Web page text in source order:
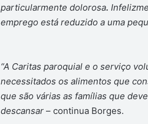
particularmente dolorosa.
emprego está reduzido a uma
“A Caritas paroquial e o serviço
necessitados os alimentos que
que são várias as famílias que
descansar– continua Borges.